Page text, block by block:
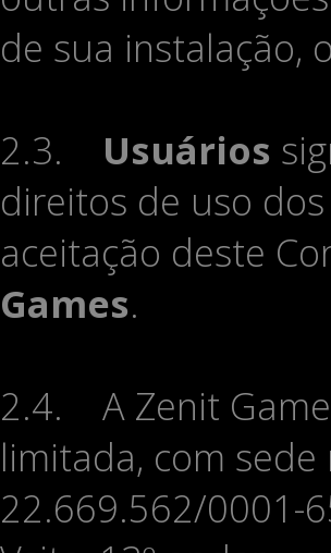
de sua instalação,
2.3. Usuários
direitos de uso
aceitação deste
Games.
2.4. A Zenit
limitada, com sede
22.669.562/0001-